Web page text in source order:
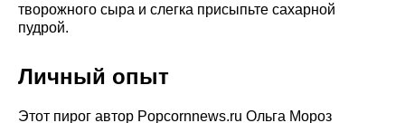
творожного сыра и слегка присыпьте сахарной
пудрой.
Личный опыт
Этот пирог автор Popcornnews.ru Ольга Мороз